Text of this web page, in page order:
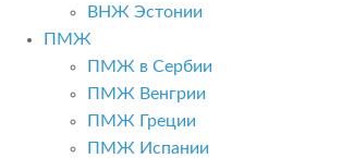
ВНЖ Эстонии
ПМЖ
ПМЖ в Сербии
ПМЖ Венгрии
ПМЖ Греции
ПМЖ Испании